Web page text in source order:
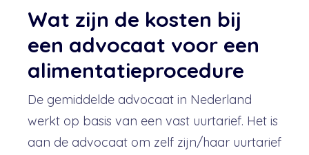
Wat zijn de kosten bij
een advocaat voor een
alimentatieprocedure
De gemiddelde advocaat in Nederland
werkt op basis van een vast uurtarief. Het is
aan de advocaat om zelf zijn/haar uurtarief